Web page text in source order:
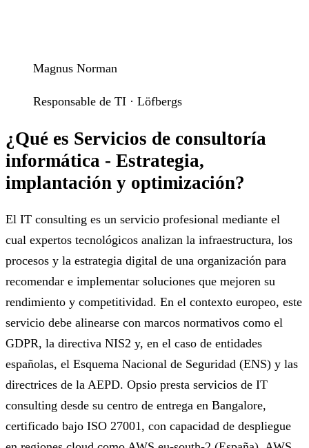
Magnus Norman
Responsable de TI · Löfbergs
¿Qué es Servicios de consultoría
informática - Estrategia,
implantación y optimización?
El IT consulting es un servicio profesional mediante el
cual expertos tecnológicos analizan la infraestructura, los
procesos y la estrategia digital de una organización para
recomendar e implementar soluciones que mejoren su
rendimiento y competitividad. En el contexto europeo, este
servicio debe alinearse con marcos normativos como el
GDPR, la directiva NIS2 y, en el caso de entidades
españolas, el Esquema Nacional de Seguridad (ENS) y las
directrices de la AEPD. Opsio presta servicios de IT
consulting desde su centro de entrega en Bangalore,
certificado bajo ISO 27001, con capacidad de despliegue